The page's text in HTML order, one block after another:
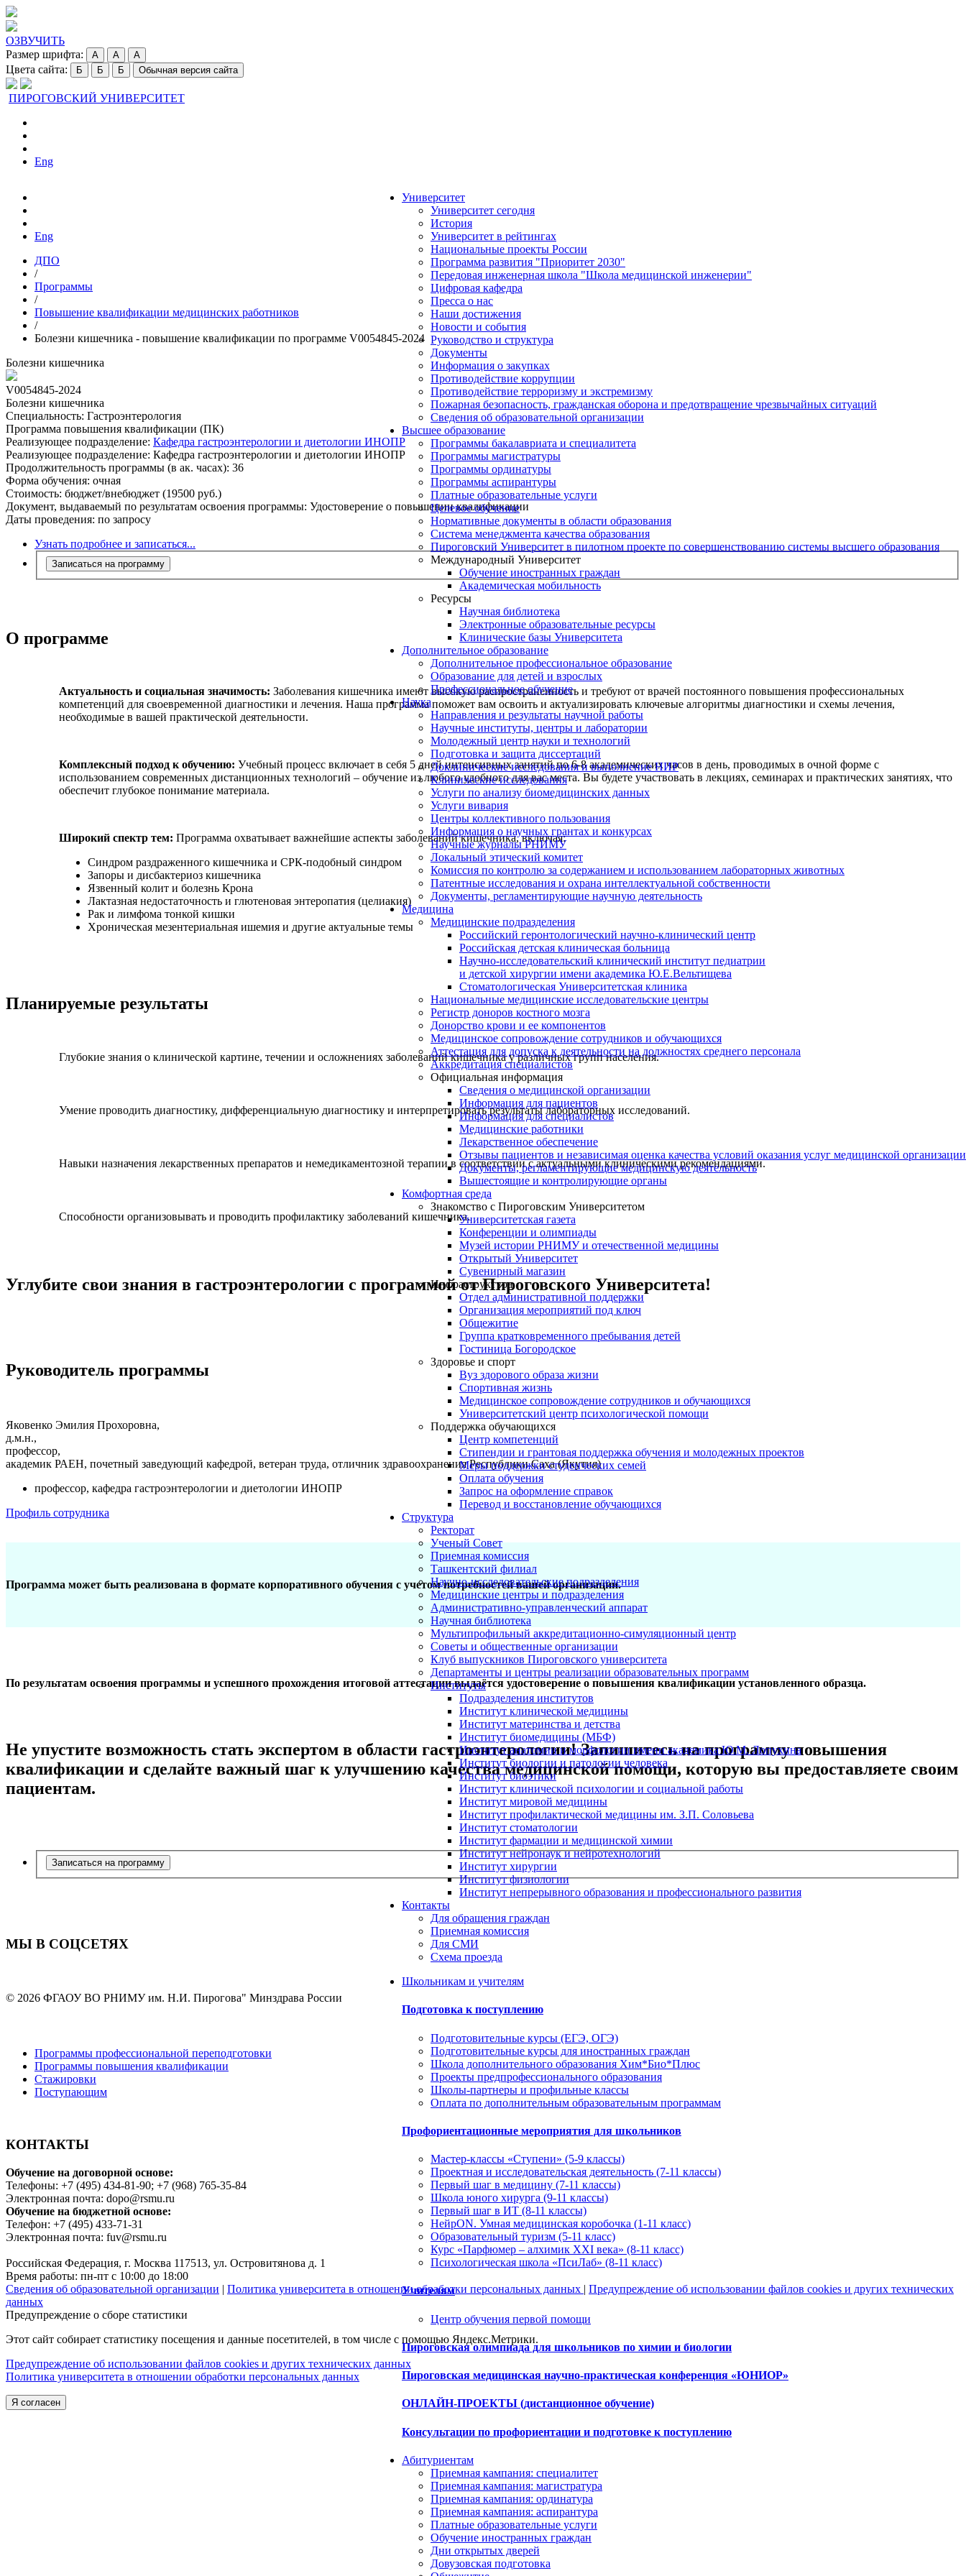
ОЗВУЧИТЬ
Размер шрифта:
A A A
Цвета сайта: Б Б Б Обычная версия сайта
ПИРОГОВСКИЙ УНИВЕРСИТЕТ
Eng
Университет
Университет сегодня
История
Университет в рейтингах
Национальные проекты России
Программа развития "Приоритет 2030"
Передовая инженерная школа "Школа медицинской инженерии"
Цифровая кафедра
Пресса о нас
Наши достижения
Новости и события
Руководство и структура
Документы
Информация о закупках
Противодействие коррупции
Противодействие терроризму и экстремизму
Пожарная безопасность, гражданская оборона и предотвращение чрезвычайных ситуаций
Сведения об образовательной организации
Высшее образование
Программы бакалавриата и специалитета
Программы магистратуры
Программы ординатуры
Программы аспирантуры
Платные образовательные услуги
Целевое обучение
Нормативные документы в области образования
Система менеджмента качества образования
Пироговский Университет в пилотном проекте по совершенствованию системы высшего образования
Международный Университет
Обучение иностранных граждан
Академическая мобильность
Ресурсы
Научная библиотека
Электронные образовательные ресурсы
Клинические базы Университета
Дополнительное образование
Дополнительное профессиональное образование
Образование для детей и взрослых
Профессиональное обучение
Наука
Направления и результаты научной работы
Научные институты, центры и лаборатории
Молодежный центр науки и технологий
Подготовка и защита диссертаций
Доклинические исследования и выполнение НИР
Клинические исследования
Услуги по анализу биомедицинских данных
Услуги вивария
Центры коллективного пользования
Информация о научных грантах и конкурсах
Научные журналы РНИМУ
Локальный этический комитет
Комиссия по контролю за содержанием и использованием лабораторных животных
Патентные исследования и охрана интеллектуальной собственности
Документы, регламентирующие научную деятельность
Медицина
Медицинские подразделения
Российский геронтологический научно-клинический центр
Российская детская клиническая больница
Научно-исследовательский клинический институт педиатрии
и детской хирургии имени академика Ю.Е.Вельтищева
Стоматологическая Университетская клиника
Национальные медицинские исследовательские центры
Регистр доноров костного мозга
Донорство крови и ее компонентов
Медицинское сопровождение сотрудников и обучающихся
Аттестация для допуска к деятельности на должностях среднего персонала
Аккредитация специалистов
Официальная информация
Сведения о медицинской организации
Информация для пациентов
Информация для специалистов
Медицинские работники
Лекарственное обеспечение
Отзывы пациентов и независимая оценка качества условий оказания услуг медицинской организации
Документы, регламентирующие медицинскую деятельность
Вышестоящие и контролирующие органы
Комфортная среда
Знакомство с Пироговским Университетом
Университетская газета
Конференции и олимпиады
Музей истории РНИМУ и отечественной медицины
Открытый Университет
Сувенирный магазин
Инфраструктура
Отдел административной поддержки
Организация мероприятий под ключ
Общежитие
Группа кратковременного пребывания детей
Гостиница Богородское
Здоровье и спорт
Вуз здорового образа жизни
Спортивная жизнь
Медицинское сопровождение сотрудников и обучающихся
Университетский центр психологической помощи
Поддержка обучающихся
Центр компетенций
Стипендии и грантовая поддержка обучения и молодежных проектов
Меры поддержки студенческих семей
Оплата обучения
Запрос на оформление справок
Перевод и восстановление обучающихся
Структура
Ректорат
Ученый Совет
Приемная комиссия
Ташкентский филиал
Научно-исследовательские подразделения
Медицинские центры и подразделения
Административно-управленческий аппарат
Научная библиотека
Мультипрофильный аккредитационно-симуляционный центр
Советы и общественные организации
Клуб выпускников Пироговского университета
Департаменты и центры реализации образовательных программ
Институты
Подразделения институтов
Институт клинической медицины
Институт материнства и детства
Институт биомедицины (МБФ)
Институт анатомии и морфологии имени академика Ю.М. Лопухина
Институт биологии и патологии человека
Институт биоэтики
Институт клинической психологии и социальной работы
Институт мировой медицины
Институт профилактической медицины им. З.П. Соловьева
Институт стоматологии
Институт фармации и медицинской химии
Институт нейронаук и нейротехнологий
Институт хирургии
Институт физиологии
Институт непрерывного образования и профессионального развития
Контакты
Для обращения граждан
Приемная комиссия
Для СМИ
Схема проезда
Школьникам и учителям
Подготовка к поступлению
Подготовительные курсы (ЕГЭ, ОГЭ)
Подготовительные курсы для иностранных граждан
Школа дополнительного образования Хим*Био*Плюс
Проекты предпрофессионального образования
Школы-партнеры и профильные классы
Оплата по дополнительным образовательным программам
Профориентационные мероприятия для школьников
Мастер-классы «Ступени» (5-9 классы)
Проектная и исследовательская деятельность (7-11 классы)
Первый шаг в медицину (7-11 классы)
Школа юного хирурга (9-11 классы)
Первый шаг в ИТ (8-11 классы)
НейрON. Умная медицинская коробочка (1-11 класс)
Образовательный туризм (5-11 класс)
Курс «Парфюмер – алхимик XXI века» (8-11 класс)
Психологическая школа «ПсиЛаб» (8-11 класс)
Учителям
Центр обучения первой помощи
Пироговская олимпиада для школьников по химии и биологии
Пироговская медицинская научно-практическая конференция «ЮНИОР»
ОНЛАЙН-ПРОЕКТЫ (дистанционное обучение)
Консультации по профориентации и подготовке к поступлению
Абитуриентам
Приемная кампания: специалитет
Приемная кампания: магистратура
Приемная кампания: ординатура
Приемная кампания: аспирантура
Платные образовательные услуги
Обучение иностранных граждан
Дни открытых дверей
Довузовская подготовка
Eng
ДПО
/
Программы
/
Повышение квалификации медицинских работников
/
Болезни кишечника - повышение квалификации по программе V0054845-2024
Болезни кишечника
V0054845-2024
Болезни кишечника
Специальность: Гастроэнтерология
Программа повышения квалификации (ПК)
Реализующее подразделение: Кафедра гастроэнтерологии и диетологии ИНОПР
Реализующее подразделение: Кафедра гастроэнтерологии и диетологии ИНОПР
Продолжительность программы (в ак. часах): 36
Форма обучения: очная
Стоимость: бюджет/внебюджет (19500 руб.)
Документ, выдаваемый по результатам освоения программы: Удостоверение о повышении квалификации
Даты проведения: по запросу
Узнать подробнее и записаться...
Записаться на программу
О программе
Актуальность и социальная значимость: Заболевания кишечника имеют высокую распространенность и требуют от врачей постоянного повышения профессиональных
компетенций для своевременной диагностики и лечения. Наша программа поможет вам освоить и актуализировать ключевые алгоритмы диагностики и схемы лечения,
необходимые в вашей практической деятельности.
Комплексный подход к обучению: Учебный процесс включает в себя 5 дней интенсивных занятий по 6-8 академических часов в день, проводимых в очной форме с
использованием современных дистанционных технологий – обучение из любого удобного для вас места. Вы будете участвовать в лекциях, семинарах и практических занятиях, что
обеспечит глубокое понимание материала.
Широкий спектр тем: Программа охватывает важнейшие аспекты заболеваний кишечника, включая:
Синдром раздраженного кишечника и СРК-подобный синдром
Запоры и дисбактериоз кишечника
Язвенный колит и болезнь Крона
Лактазная недостаточность и глютеновая энтеропатия (целиакия)
Рак и лимфома тонкой кишки
Хроническая мезентериальная ишемия и другие актуальные темы
Планируемые результаты
Глубокие знания о клинической картине, течении и осложнениях заболеваний кишечника у различных групп населения.
Умение проводить диагностику, дифференциальную диагностику и интерпретировать результаты лабораторных исследований.
Навыки назначения лекарственных препаратов и немедикаментозной терапии в соответствии с актуальными клиническими рекомендациями.
Способности организовывать и проводить профилактику заболеваний кишечника.
Углубите свои знания в гастроэнтерологии с программой от Пироговского Университета!
Руководитель программы
Яковенко Эмилия Прохоровна,
д.м.н.,
профессор,
академик РАЕН, почетный заведующий кафедрой, ветеран труда, отличник здравоохранения Республики Саха (Якутия)
профессор, кафедра гастроэнтерологии и диетологии ИНОПР
Профиль сотрудника
Программа может быть реализована в формате корпоративного обучения с учетом потребностей вашей организации.
По результатам освоения программы и успешного прохождения итоговой аттестации выдаётся удостоверение о повышения квалификации установленного образца.
Не упустите возможность стать экспертом в области гастроэнтерологии! Запишитесь на программу повышения
квалификации и сделайте важный шаг к улучшению качества медицинской помощи, которую вы предоставляете своим
пациентам.
Записаться на программу
МЫ В СОЦСЕТЯХ
© 2026 ФГАОУ ВО РНИМУ им. Н.И. Пирогова" Минздрава России
Программы профессиональной переподготовки
Программы повышения квалификации
Стажировки
Поступающим
КОНТАКТЫ
Обучение на договорной основе:
Телефоны: +7 (495) 434-81-90; +7 (968) 765-35-84
Электронная почта: dopo@rsmu.ru
Обучение на бюджетной основе:
Телефон: +7 (495) 433-71-31
Электронная почта: fuv@rsmu.ru
Российская Федерация, г. Москва 117513, ул. Островитянова д. 1
Время работы: пн-пт с 10:00 до 18:00
Сведения об образовательной организации | Политика университета в отношении обработки персональных данных | Предупреждение об использовании файлов cookies и других технических
данных
Предупреждение о сборе статистики
Этот сайт собирает статистику посещения и данные посетителей, в том числе с помощью Яндекс.Метрики.
Предупреждение об использовании файлов cookies и других технических данных
Политика университета в отношении обработки персональных данных
Я согласен